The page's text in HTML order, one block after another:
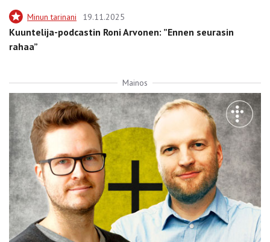
Minun tarinani 19.11.2025
Kuuntelija-podcastin Roni Arvonen: ”Ennen seurasin
rahaa”
Mainos